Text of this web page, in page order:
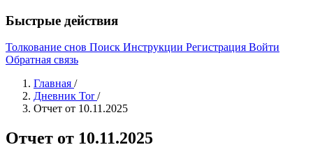
Быстрые действия
Толкование снов Поиск Инструкции Регистрация Войти
Обратная связь
Главная /
Дневник Tor/
Отчет от 10.11.2025
Отчет от 10.11.2025